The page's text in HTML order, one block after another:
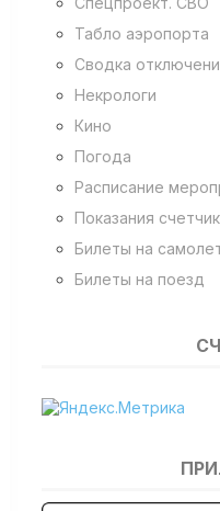
Табло аэропорта
Сводка
Некрологи
Кино
Погода
Расписание
Показания
Билеты на
Билеты на поезд